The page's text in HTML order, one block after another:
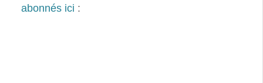
abonnés ici :